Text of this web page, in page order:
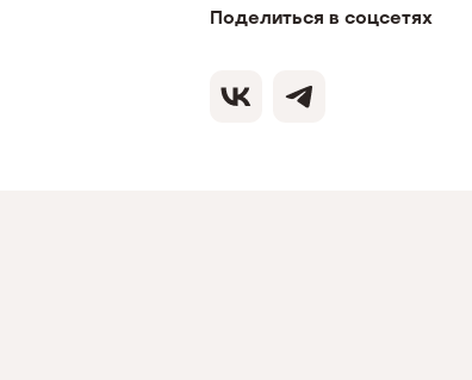
Поделиться в соцсетях